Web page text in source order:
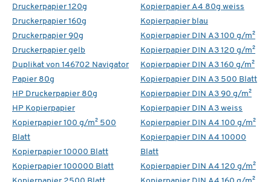
Druckerpapier 120g
Druckerpapier 160g
Druckerpapier 90g
Druckerpapier gelb
Duplikat von 146702 Navigator
Papier 80g
HP Druckerpapier 80g
HP Kopierpapier
Kopierpapier 100 g/m² 500
Blatt
Kopierpapier 10000 Blatt
Kopierpapier 100000 Blatt
Kopierpapier A4 80g weiss
Kopierpapier blau
Kopierpapier DIN A3 100 g/m²
Kopierpapier DIN A3 120 g/m²
Kopierpapier DIN A3 160 g/m²
Kopierpapier DIN A3 500 Blatt
Kopierpapier DIN A3 90 g/m²
Kopierpapier DIN A3 weiss
Kopierpapier DIN A4 100 g/m²
Kopierpapier DIN A4 10000
Blatt
Kopierpapier DIN A4 120 g/m²